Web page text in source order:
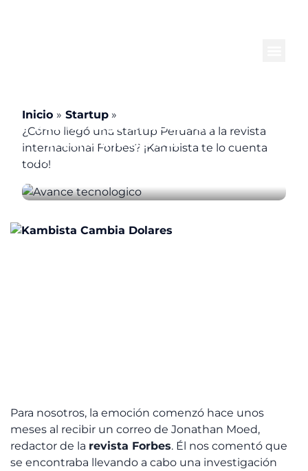
Inicio
Startup
¿Cómo llegó una startup Peruana a la revista
internacional Forbes? ¡Kambista te lo cuenta
todo!
¿Cómo llegó una startup
Peruana a la revista
internacional Forbes? ¡Kambista
Para nosotros, la emoción comenzó hace unos
meses al recibir un correo de Jonathan Moed,
redactor de la revista Forbes. Él nos comentó que
se encontraba llevando a cabo una investigación